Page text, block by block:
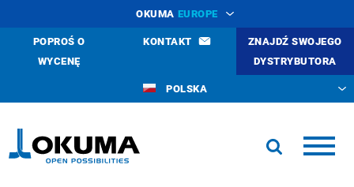
OKUMA EUROPE
POPROŚ O
WYCENĘ
KONTAKT
ZNAJDŹ SWOJEGO
DYSTRYBUTORA
POLSKA